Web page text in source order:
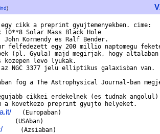
)
cikk a preprint gyujtemenyekben. cime:
Solar Mass Black Hole
felfedezett egy 200 millio naptomegu
(pl. Gyula) majd megirjak, hogy altalaban
kozepen levo lyukak.
fog a The Astrophysical Journal-ban
cikkei erdekelnek (es tudnak angolul)
     (Azsiaban)